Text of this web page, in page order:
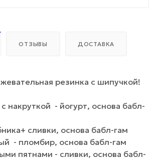
ОТЗЫВЫ ДОСТАВКА
резинка с шипучкой!
накруткой - йогурт, основа бабл-
сливки, основа бабл-гам
- пломбир, основа бабл-гам
пятнами - сливки, основа бабл-